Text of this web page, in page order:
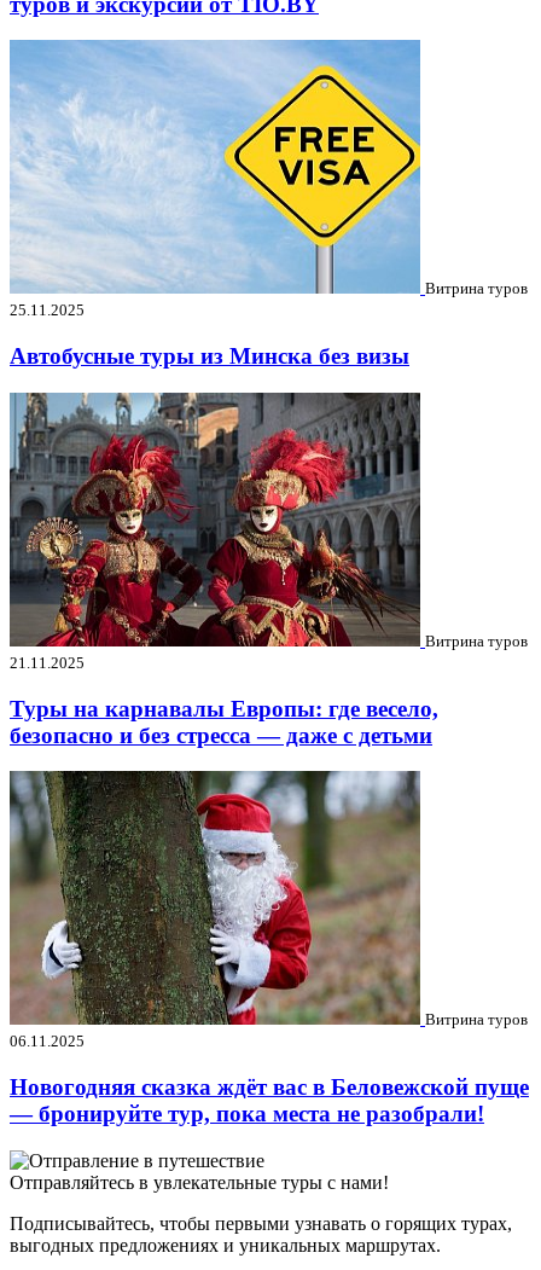
Витрина туров
25.11.2025
Автобусные туры из Минска без визы
Витрина туров
21.11.2025
Туры на карнавалы Европы: где весело,
безопасно и без стресса — даже с детьми
Витрина туров
06.11.2025
Новогодняя сказка ждёт вас в Беловежской пуще
— бронируйте тур, пока места не разобрали!
Отправляйтесь в увлекательные туры с нами!
Подписывайтесь, чтобы первыми узнавать о горящих турах,
выгодных предложениях и уникальных маршрутах.